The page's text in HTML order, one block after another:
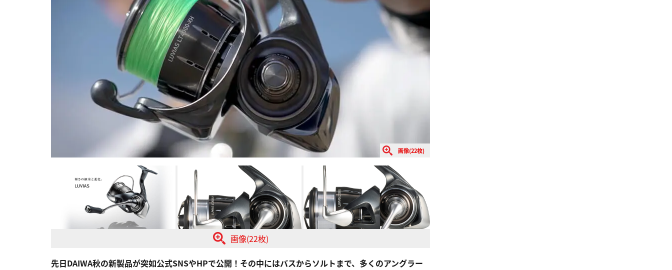
画像(22枚)
画像(22枚)
先日DAIWA秋の新製品が突如公式SNSやHPで公開！その中にはバスからソルトまで、多くのアングラー